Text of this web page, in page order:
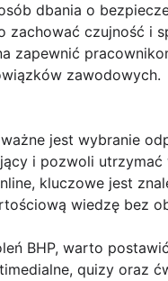
dbania o
zachować czujność i
zapewnić
zawodowych.
jest wybranie
i pozwoli utrzymać
kluczowe jest
wiedzę bez
BHP, warto
quizy oraz